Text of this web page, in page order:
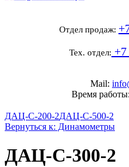
Отдел продаж:
Тех. отдел:
Mail:
Время
ДАЦ-С-200-2ДАЦ-С-500-2
Вернуться к: Динамометры
ДАЦ-С-300-2